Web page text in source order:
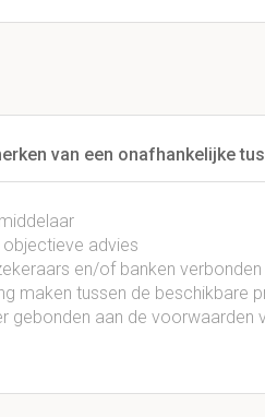
van een onafhankelijke
advies
en/of banken verbonden
maken tussen de beschikbare
gebonden aan de voorwaarden